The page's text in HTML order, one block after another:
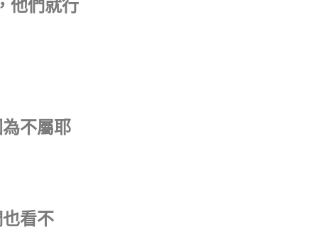
他們就行
不屬耶
看不